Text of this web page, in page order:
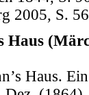
2005, S. 56
Haus
Haus.